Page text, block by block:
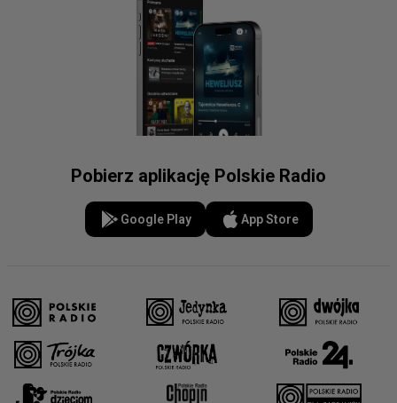
Pobierz aplikację Polskie Radio
Google Play App Store